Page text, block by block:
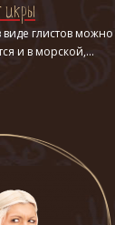
икры
виде глистов
и в морской,...